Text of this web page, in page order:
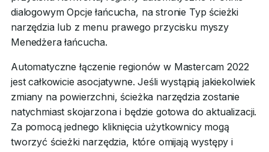
dialogowym Opcje łańcucha, na stronie Typ ścieżki
narzędzia lub z menu prawego przycisku myszy
Menedżera łańcucha.
Automatyczne łączenie regionów w Mastercam 2022
jest całkowicie asocjatywne. Jeśli wystąpią jakiekolwiek
zmiany na powierzchni, ścieżka narzędzia zostanie
natychmiast skojarzona i będzie gotowa do aktualizacji.
Za pomocą jednego kliknięcia użytkownicy mogą
tworzyć ścieżki narzędzia, które omijają występy i